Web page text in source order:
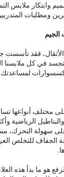
بتصميم وابتكار
ومطلبات
الأثقال، فقد
في كل ملابسنا
على مختلف أنواعها
الرياضية
سهولة التحرك،
الجفاف للتخلص
هو ما بدأ هذه